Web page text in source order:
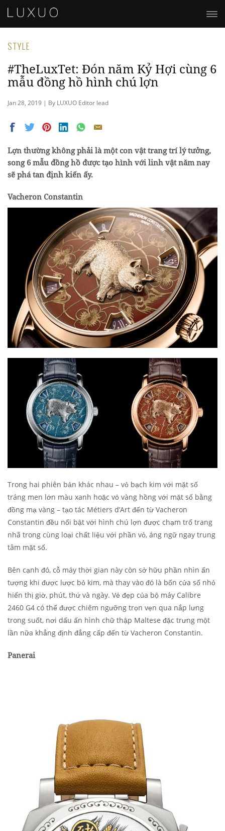
STYLE
#TheLuxTet: Đón năm Kỷ Hợi cùng 6
mẫu đồng hồ hình chú lợn
Jan 28, 2019 | By LUXUO Editor lead
Lợn thường không phải là một con vật trang trí lý tưởng,
song 6 mẫu đồng hồ được tạo hình với linh vật năm nay
sẽ phá tan định kiến ấy.
Vacheron Constantin
Trong hai phiên bản khác nhau – vỏ bạch kim với mặt số
tráng men lớn màu xanh hoặc vỏ vàng hồng với mặt số bằng
đồng mạ vàng – tạo tác Métiers d’Art đến từ Vacheron
Constantin đều nổi bật với hình chú lợn được chạm trổ trang
nhã trong cùng loại chất liệu với phần vỏ, áng ngữ ngay trung
tâm mặt số.
Bên cạnh đó, cỗ máy thời gian này còn sở hữu phần nhìn ấn
tượng khi được lược bỏ kim, mà thay vào đó là bốn cửa sổ nhỏ
hiển thị giờ, phút, thứ và ngày. Vẻ đẹp của bộ máy Calibre
2460 G4 có thể được chiêm ngưỡng trọn vẹn qua nắp lưng
trong suốt, nơi dấu ấn hình chữ thập Maltese đặc trưng một
lần nữa khẳng định đẳng cấp đến từ Vacheron Constantin.
Panerai